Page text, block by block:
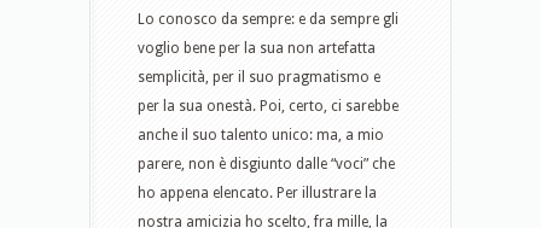
Lo conosco da sempre: e da sempre gli
voglio bene per la sua non artefatta
semplicità, per il suo pragmatismo e
per la sua onestà. Poi, certo, ci sarebbe
anche il suo talento unico: ma, a mio
parere, non è disgiunto dalle “voci” che
ho appena elencato. Per illustrare la
nostra amicizia ho scelto, fra mille, la